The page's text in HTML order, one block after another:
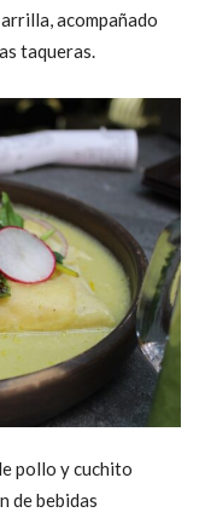
acompañado
taqueras.
pollo y cuchito
de bebidas